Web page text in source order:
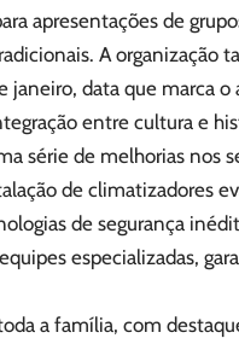
apresentações de
A organização
janeiro, data que marca
entre cultura e
série de melhorias nos
de climatizadores
de segurança
especializadas,
a família, com